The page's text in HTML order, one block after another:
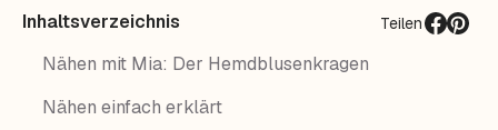
Inhaltsverzeichnis
Nähen mit Mia: Der Hemdblusenkragen
Nähen einfach erklärt
Teilen